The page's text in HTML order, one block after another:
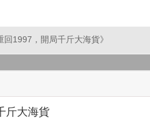
回1997，開局千斤大海貨》
斤大海貨